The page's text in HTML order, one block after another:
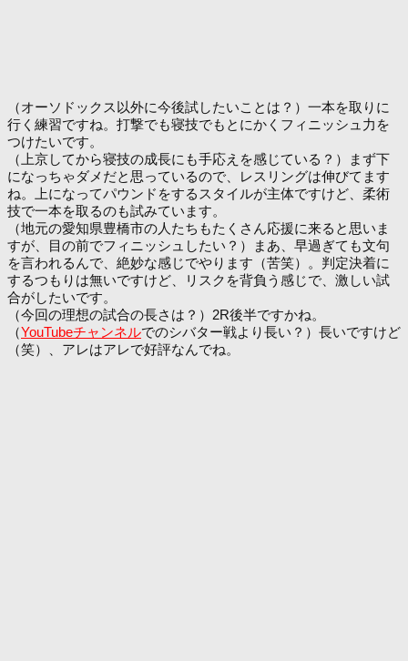
（オーソドックス以外に今後試したいことは？）一本を取りに
行く練習ですね。打撃でも寝技でもとにかくフィニッシュ力を
つけたいです。
（上京してから寝技の成長にも手応えを感じている？）まず下
になっちゃダメだと思っているので、レスリングは伸びてます
ね。上になってパウンドをするスタイルが主体ですけど、柔術
技で一本を取るのも試みています。
（地元の愛知県豊橋市の人たちもたくさん応援に来ると思いま
すが、目の前でフィニッシュしたい？）まあ、早過ぎても文句
を言われるんで、絶妙な感じでやります（苦笑）。判定決着に
するつもりは無いですけど、リスクを背負う感じで、激しい試
合がしたいです。
（今回の理想の試合の長さは？）2R後半ですかね。
（YouTubeチャンネルでのシバター戦より長い？）長いですけど
（笑）、アレはアレで好評なんでね。